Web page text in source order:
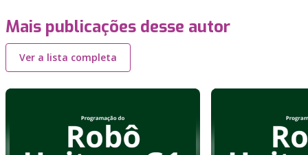
Mais publicações desse autor
Ver a lista completa